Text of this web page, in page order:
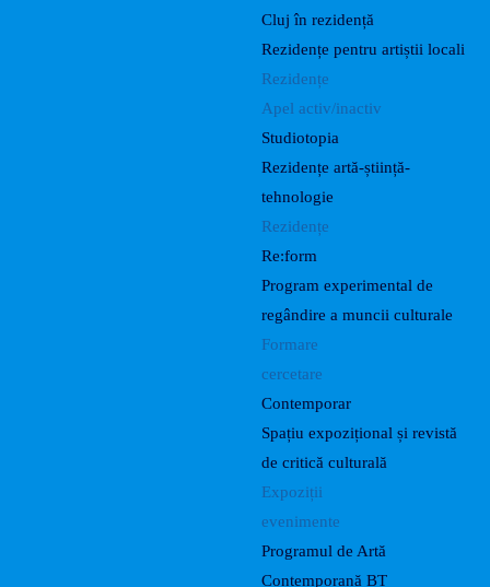
Cluj în rezidență
Rezidențe pentru artiștii locali
Rezidențe
Apel activ/inactiv
Studiotopia
Rezidențe artă-știință-
tehnologie
Rezidențe
Re:form
Program experimental de
regândire a muncii culturale
Formare
cercetare
Contemporar
Spațiu expozițional și revistă
de critică culturală
Expoziții
evenimente
Programul de Artă
Contemporană BT